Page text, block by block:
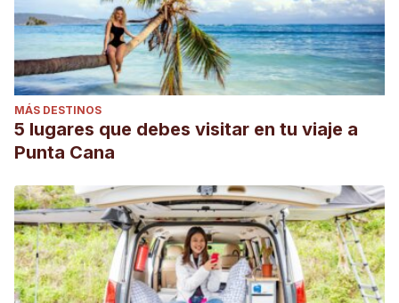
MÁS DESTINOS
5 lugares que debes visitar en tu viaje a
Punta Cana